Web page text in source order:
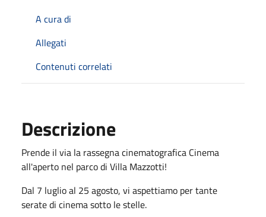
A cura di
Allegati
Contenuti correlati
Descrizione
Prende il via la rassegna cinematografica Cinema
all'aperto nel parco di Villa Mazzotti!
Dal 7 luglio al 25 agosto, vi aspettiamo per tante
serate di cinema sotto le stelle.